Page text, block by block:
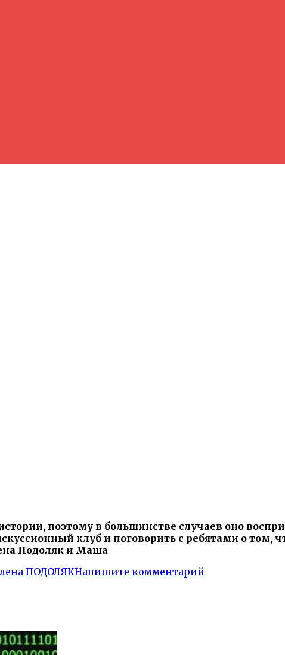
поэтому в большинстве случаев оно
клуб и поговорить с ребятами о том,
Подоляк и Маша
ПОДОЛЯКНапишите комментарий